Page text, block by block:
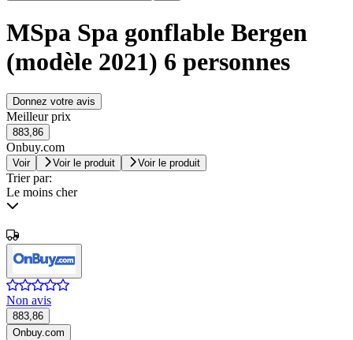
MSpa Spa gonflable Bergen
(modèle 2021) 6 personnes
Donnez votre avis
Meilleur prix
883,86
Onbuy.com
Voir Voir le produit Voir le produit
Trier par:
Le moins cher
Non avis
883,86
Onbuy.com